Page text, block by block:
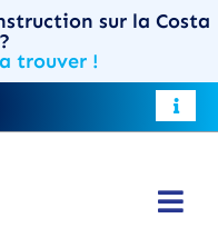
sur la Costa
trouver !
Toggle
Résider en Espagne